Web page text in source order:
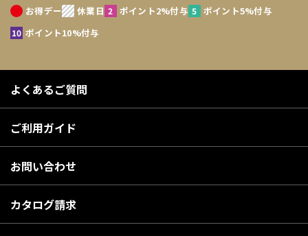
お得デー 休業日 ポイント2%付与
ポイント5%付与
ポイント10%付与
よくあるご質問
ご利用ガイド
お問い合わせ
カタログ請求